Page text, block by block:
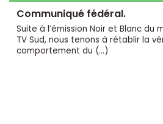
Communiqué fédéral.
Suite à l’émission Noir et Blanc du
TV Sud, nous tenons à rétablir la
comportement du (…)